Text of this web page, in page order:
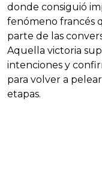
donde consiguió
fenómeno francés
parte de las
Aquella victoria
intenciones y
para volver a
etapas.